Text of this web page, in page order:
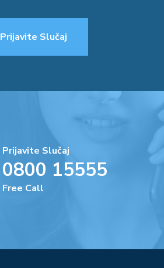
Prijavite Slučaj
Prijavite Slučaj
0800 15555
Free Call